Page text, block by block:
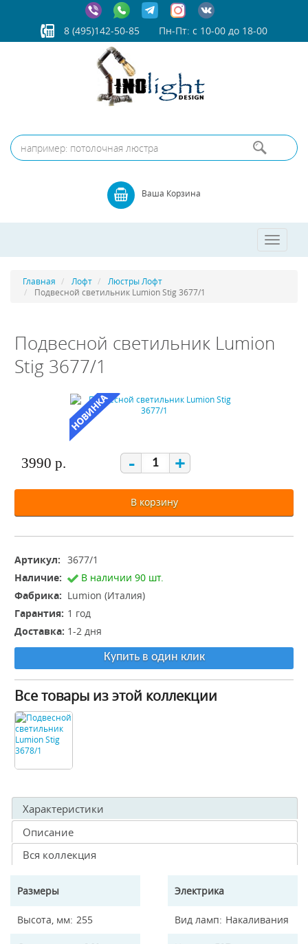
8 (495)142-50-85 Пн-Пт: с 10-00 до 18-00
Ваша Корзина
Toggle
Главная Лофт
Люстры Лофт
Подвесной светильник Lumion Stig 3677/1
Подвесной светильник Lumion
Stig 3677/1
3990 р. - +
В корзину
Артикул: 3677/1
Наличие:
В наличии 90 шт.
Фабрика: Lumion (Италия)
Гарантия: 1 год
Доставка: 1-2 дня
Купить в один клик
Все товары из этой коллекции
Характеристики
Описание
Вся коллекция
Размеры
Высота, мм 255
Электрика
Вид ламп Накаливания